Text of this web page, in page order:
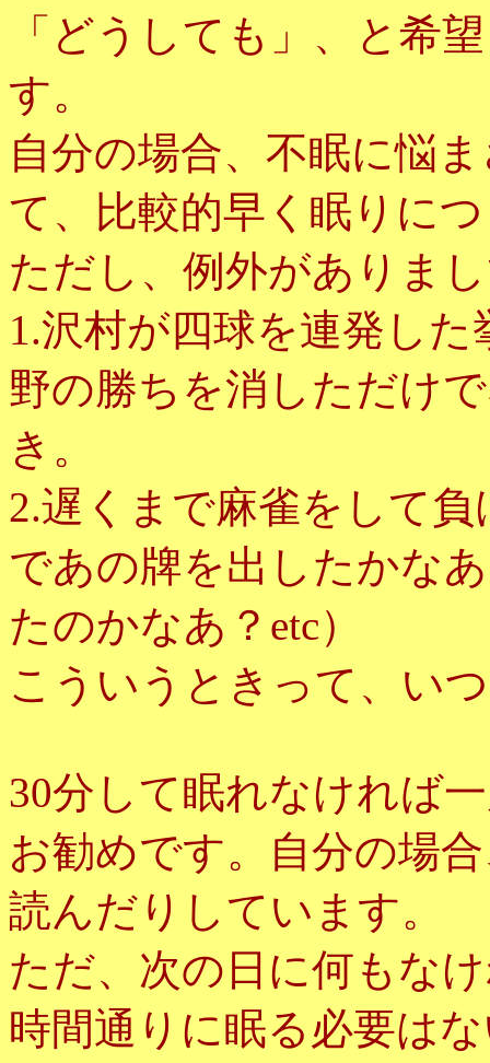
「どうしても」、と希
す。
自分の場合、不眠に悩
て、比較的早く眠りに
ただし、例外がありま
1.沢村が四球を連発し
野の勝ちを消しただけ
き。
2.遅くまで麻雀をして
であの牌を出したかな
たのかなあ？etc）
こういうときって、い
30分して眠れなければ
お勧めです。自分の場
読んだりしています。
ただ、次の日に何もな
時間通りに眠る必要は